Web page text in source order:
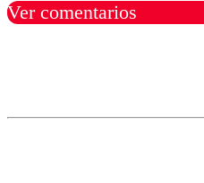
Ver comentarios